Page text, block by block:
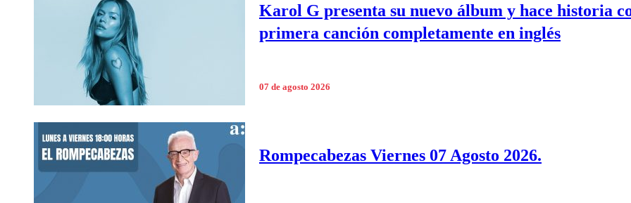
Karol G presenta su nuevo álbum y hace historia
primera canción completamente en inglés
07 de agosto 2026
Rompecabezas Viernes 07 Agosto 2026.